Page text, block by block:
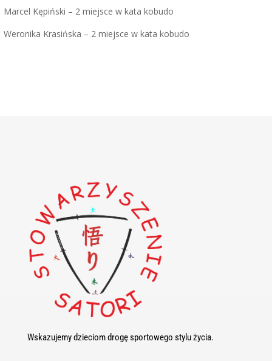
Marcel Kępiński – 2 miejsce w kata kobudo
Weronika Krasińska – 2 miejsce w kata kobudo
Wskazujemy dzieciom drogę sportowego stylu życia.